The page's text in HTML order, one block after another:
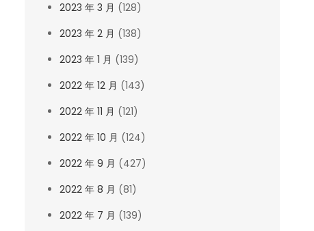
2023 年 3 月 (128)
2023 年 2 月 (138)
2023 年 1 月 (139)
2022 年 12 月 (143)
2022 年 11 月 (121)
2022 年 10 月 (124)
2022 年 9 月 (427)
2022 年 8 月 (81)
2022 年 7 月 (139)